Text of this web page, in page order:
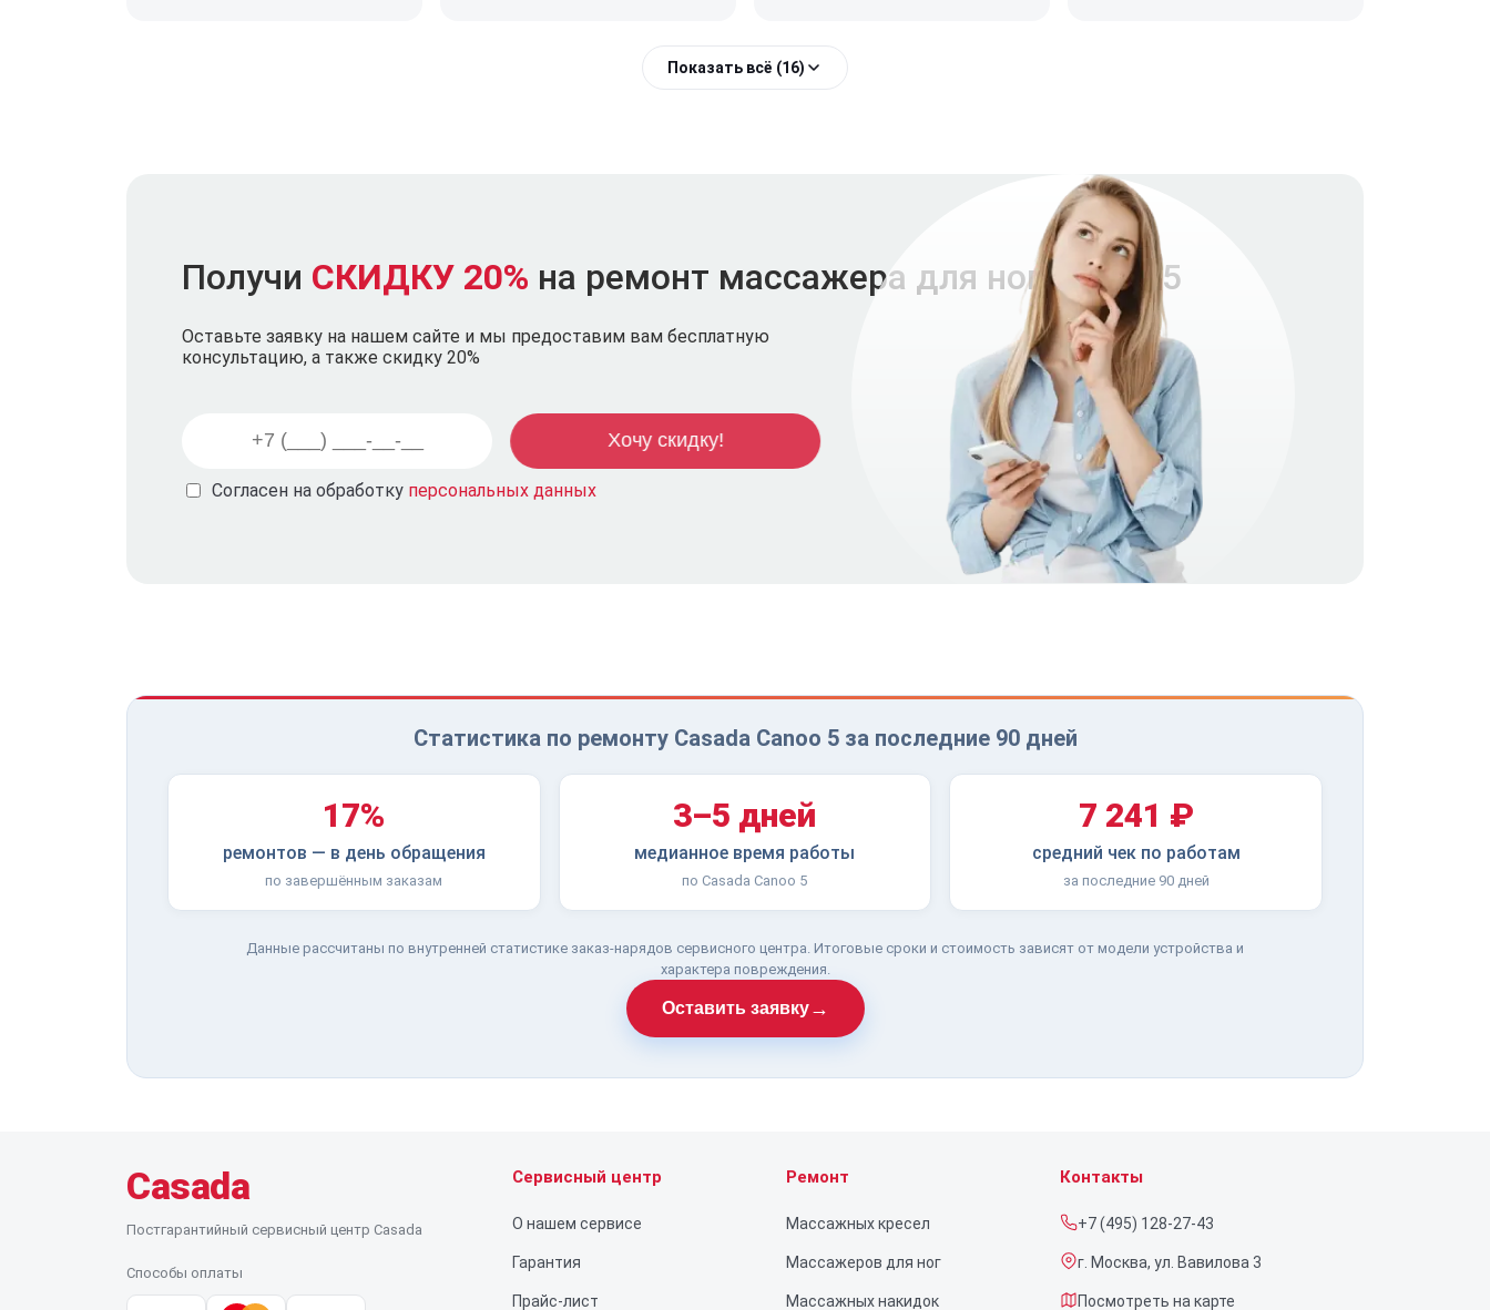
Показать всё (16)
Получи СКИДКУ 20% на ремонт массажера для ног Canoo 5
Оставьте заявку на нашем сайте и мы предоставим вам бесплатную
консультацию, а также скидку 20%
Согласен на обработку персональных данных
Статистика по ремонту Casada Canoo 5 за последние 90 дней
17%
ремонтов — в день обращения
по завершённым заказам
3–5 дней
медианное время работы
по Casada Canoo 5
7 241 ₽
средний чек по работам
за последние 90 дней
Данные рассчитаны по внутренней статистике заказ-нарядов сервисного центра. Итоговые сроки и стоимость зависят от модели устройства и
характера повреждения.
Оставить заявку→
Casada
Постгарантийный сервисный центр Casada
Способы оплаты
Сервисный центр
О нашем сервисе
Гарантия
Прайс-лист
Ремонт
Массажных кресел
Массажеров для ног
Массажных накидок
Контакты
+7 (495) 128-27-43
г. Москва, ул. Вавилова 3
Посмотреть на карте